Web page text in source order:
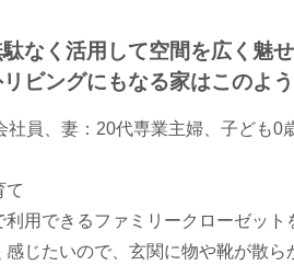
なく活用して空間を広く魅
リビングにもなる家はこのよ
社員、妻：20代専業主婦、子ども0
て
利用できるファミリークローゼット
感じたいので、玄関に物や靴が散ら